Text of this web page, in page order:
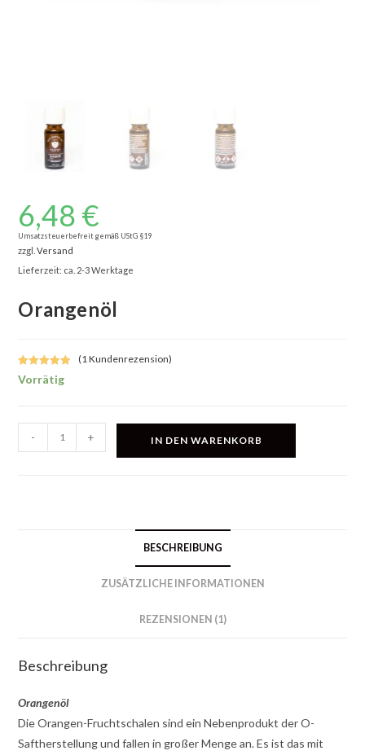
6,48 €
Umsatzsteuerbefreit gemäß UStG §19
zzgl.Versand
Lieferzeit: ca. 2-3 Werktage
Orangenöl
Bewertet mit
auf
1
Kundenbewe
rtung
(1Kundenrezension)
Vorrätig
Orangenöl
Menge
- + IN DEN WARENKORB
BESCHREIBUNG
ZUSÄTZLICHE INFORMATIONEN
REZENSIONEN (1)
Beschreibung
Orangenöl
Die Orangen-Fruchtschalen sind ein Nebenprodukt der O-
Saftherstellung und fallen in großer Menge an. Es ist das mit